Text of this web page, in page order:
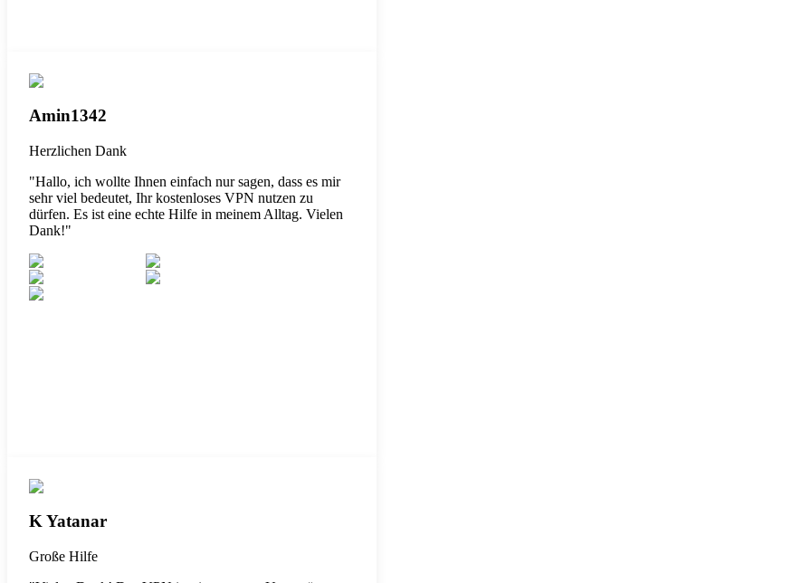
Amin1342
Herzlichen Dank
"Hallo, ich wollte Ihnen einfach nur sagen, dass es mir
sehr viel bedeutet, Ihr kostenloses VPN nutzen zu
dürfen. Es ist eine echte Hilfe in meinem Alltag. Vielen
Dank!"
K Yatanar
Große Hilfe